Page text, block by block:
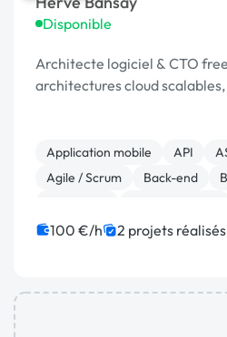
Disponible
Architecte logiciel & CTO
architectures cloud
Application mobile API
Agile / Scrum
Back-end
Full-stack
100 €/h 2 projets réalisés